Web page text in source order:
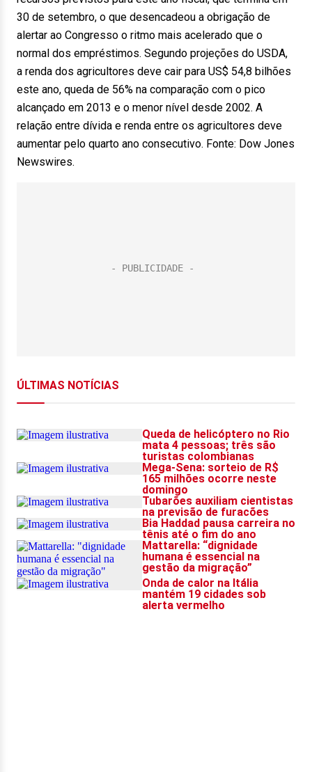
30 de setembro, o que desencadeou a obrigação de
alertar ao Congresso o ritmo mais acelerado que o
normal dos empréstimos. Segundo projeções do USDA,
a renda dos agricultores deve cair para US$ 54,8 bilhões
este ano, queda de 56% na comparação com o pico
alcançado em 2013 e o menor nível desde 2002. A
relação entre dívida e renda entre os agricultores deve
aumentar pelo quarto ano consecutivo. Fonte: Dow Jones
Newswires.